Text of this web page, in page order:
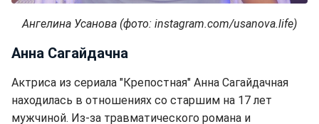
Ангелина Усанова (фото: instagram.com/usanova.life)
Анна Сагайдачна
Актриса из сериала "Крепостная" Анна Сагайдачная
находилась в отношениях со старшим на 17 лет
мужчиной. Из-за травматического романа и